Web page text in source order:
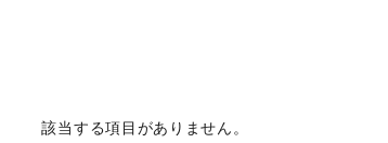
該当する項目がありません。